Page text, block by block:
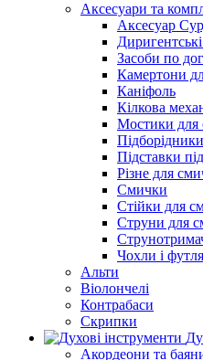
Аксесуари та
Аксесуар
Засоби по
Камертони
Каніфоль
Кілкова
Мостики для
Підборiдники
Підставки
Різне для
Смички
Стійки для
Струни для
Чохли і
Альти
Віолончелі
Контрабаси
Скрипки
Акордеони та